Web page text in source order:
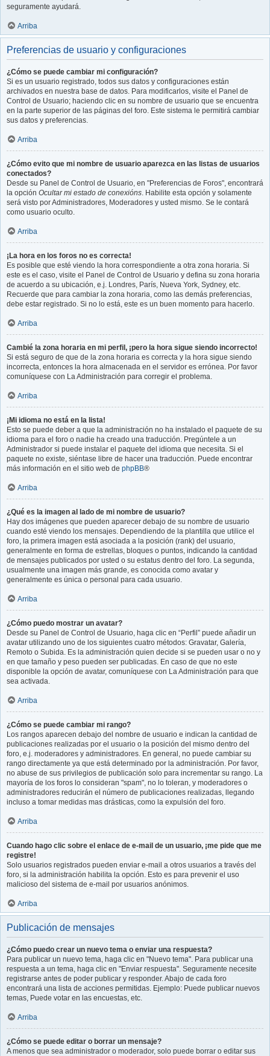
seguramente ayudará.
Arriba
Preferencias de usuario y configuraciones
¿Cómo se puede cambiar mi configuración?
Si es un usuario registrado, todos sus datos y configuraciones están
archivados en nuestra base de datos. Para modificarlos, visite el Panel de
Control de Usuario; haciendo clic en su nombre de usuario que se encuentra
en la parte superior de las páginas del foro. Este sistema le permitirá cambiar
sus datos y preferencias.
Arriba
¿Cómo evito que mi nombre de usuario aparezca en las listas de usuarios
conectados?
Desde su Panel de Control de Usuario, en "Preferencias de Foros", encontrará
la opción Ocultar mi estado de conexións. Habilite esta opción y solamente
será visto por Administradores, Moderadores y usted mismo. Se le contará
como usuario oculto.
Arriba
¡La hora en los foros no es correcta!
Es posible que esté viendo la hora correspondiente a otra zona horaria. Si
este es el caso, visite el Panel de Control de Usuario y defina su zona horaria
de acuerdo a su ubicación, e.j. Londres, París, Nueva York, Sydney, etc.
Recuerde que para cambiar la zona horaria, como las demás preferencias,
debe estar registrado. Si no lo está, este es un buen momento para hacerlo.
Arriba
Cambié la zona horaria en mi perfil, ¡pero la hora sigue siendo incorrecto!
Si está seguro de que de la zona horaria es correcta y la hora sigue siendo
incorrecta, entonces la hora almacenada en el servidor es errónea. Por favor
comuníquese con La Administración para corregir el problema.
Arriba
¡Mi idioma no está en la lista!
Esto se puede deber a que la administración no ha instalado el paquete de su
idioma para el foro o nadie ha creado una traducción. Pregúntele a un
Administrador si puede instalar el paquete del idioma que necesita. Si el
paquete no existe, siéntase libre de hacer una traducción. Puede encontrar
más información en el sitio web de phpBB®
Arriba
¿Qué es la imagen al lado de mi nombre de usuario?
Hay dos imágenes que pueden aparecer debajo de su nombre de usuario
cuando esté viendo los mensajes. Dependiendo de la plantilla que utilice el
foro, la primera imagen está asociada a la posición (rank) del usuario,
generalmente en forma de estrellas, bloques o puntos, indicando la cantidad
de mensajes publicados por usted o su estatus dentro del foro. La segunda,
usualmente una imagen más grande, es conocida como avatar y
generalmente es única o personal para cada usuario.
Arriba
¿Cómo puedo mostrar un avatar?
Desde su Panel de Control de Usuario, haga clic en “Perfil” puede añadir un
avatar utilizando uno de los siguientes cuatro métodos: Gravatar, Galería,
Remoto o Subida. Es la administración quien decide si se pueden usar o no y
en que tamaño y peso pueden ser publicadas. En caso de que no este
disponible la opción de avatar, comuníquese con La Administración para que
sea activada.
Arriba
¿Cómo se puede cambiar mi rango?
Los rangos aparecen debajo del nombre de usuario e indican la cantidad de
publicaciones realizadas por el usuario o la posición del mismo dentro del
foro, e.j. moderadores y administradores. En general, no puede cambiar su
rango directamente ya que está determinado por la administración. Por favor,
no abuse de sus privilegios de publicación solo para incrementar su rango. La
mayoría de los foros lo consideran "spam", no lo toleran, y moderadores o
administradores reducirán el número de publicaciones realizadas, llegando
incluso a tomar medidas mas drásticas, como la expulsión del foro.
Arriba
Cuando hago clic sobre el enlace de e-mail de un usuario, ¡me pide que me
registre!
Solo usuarios registrados pueden enviar e-mail a otros usuarios a través del
foro, si la administración habilita la opción. Esto es para prevenir el uso
malicioso del sistema de e-mail por usuarios anónimos.
Arriba
Publicación de mensajes
¿Cómo puedo crear un nuevo tema o enviar una respuesta?
Para publicar un nuevo tema, haga clic en "Nuevo tema". Para publicar una
respuesta a un tema, haga clic en "Enviar respuesta". Seguramente necesite
registrarse antes de poder publicar y responder. Abajo de cada foro
encontrará una lista de acciones permitidas. Ejemplo: Puede publicar nuevos
temas, Puede votar en las encuestas, etc.
Arriba
¿Cómo se puede editar o borrar un mensaje?
A menos que sea administrador o moderador, solo puede borrar o editar sus